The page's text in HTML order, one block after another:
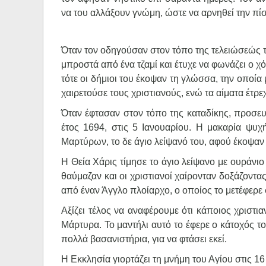
να του αλλάξουν γνώμη, ώστε να αρνηθεί την
Όταν τον οδηγούσαν στον τόπο της τελειώσεώς
μπροστά από ένα τζαμί και έτυχε να φωνάζει ο
τότε οι δήμιοι του έκοψαν τη γλώσσα, την
χαιρετούσε τους χριστιανούς, ενώ τα αίματα
Όταν έφτασαν στον τόπο της καταδίκης,
έτος 1694, στις 5 Ιανουαρίου. Η μακαρία
Μαρτύρων, το δε άγιο λείψανό του, αφού
Η Θεία Χάρις τίμησε το άγιο λείψανο με
θαύμαζαν και οι χριστιανοί χαίρονταν
από έναν Άγγλο πλοίαρχο, ο οποίος το μετέφερε
Αξίζει τέλος να αναφέρουμε ότι κάποιος
Μάρτυρα. Το μαντήλι αυτό το έφερε ο κάτοχός
πολλά βασανιστήρια, για να φτάσει εκεί.
Η Εκκλησία γιορτάζει τη μνήμη του Αγίου στις